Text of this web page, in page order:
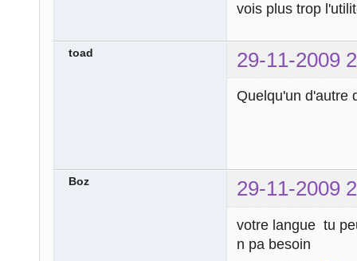
vois plus trop
toad 29-11-2009
Quelqu'un d'autre
Boz 29-11-2009
votre langue tu
n pa besoin